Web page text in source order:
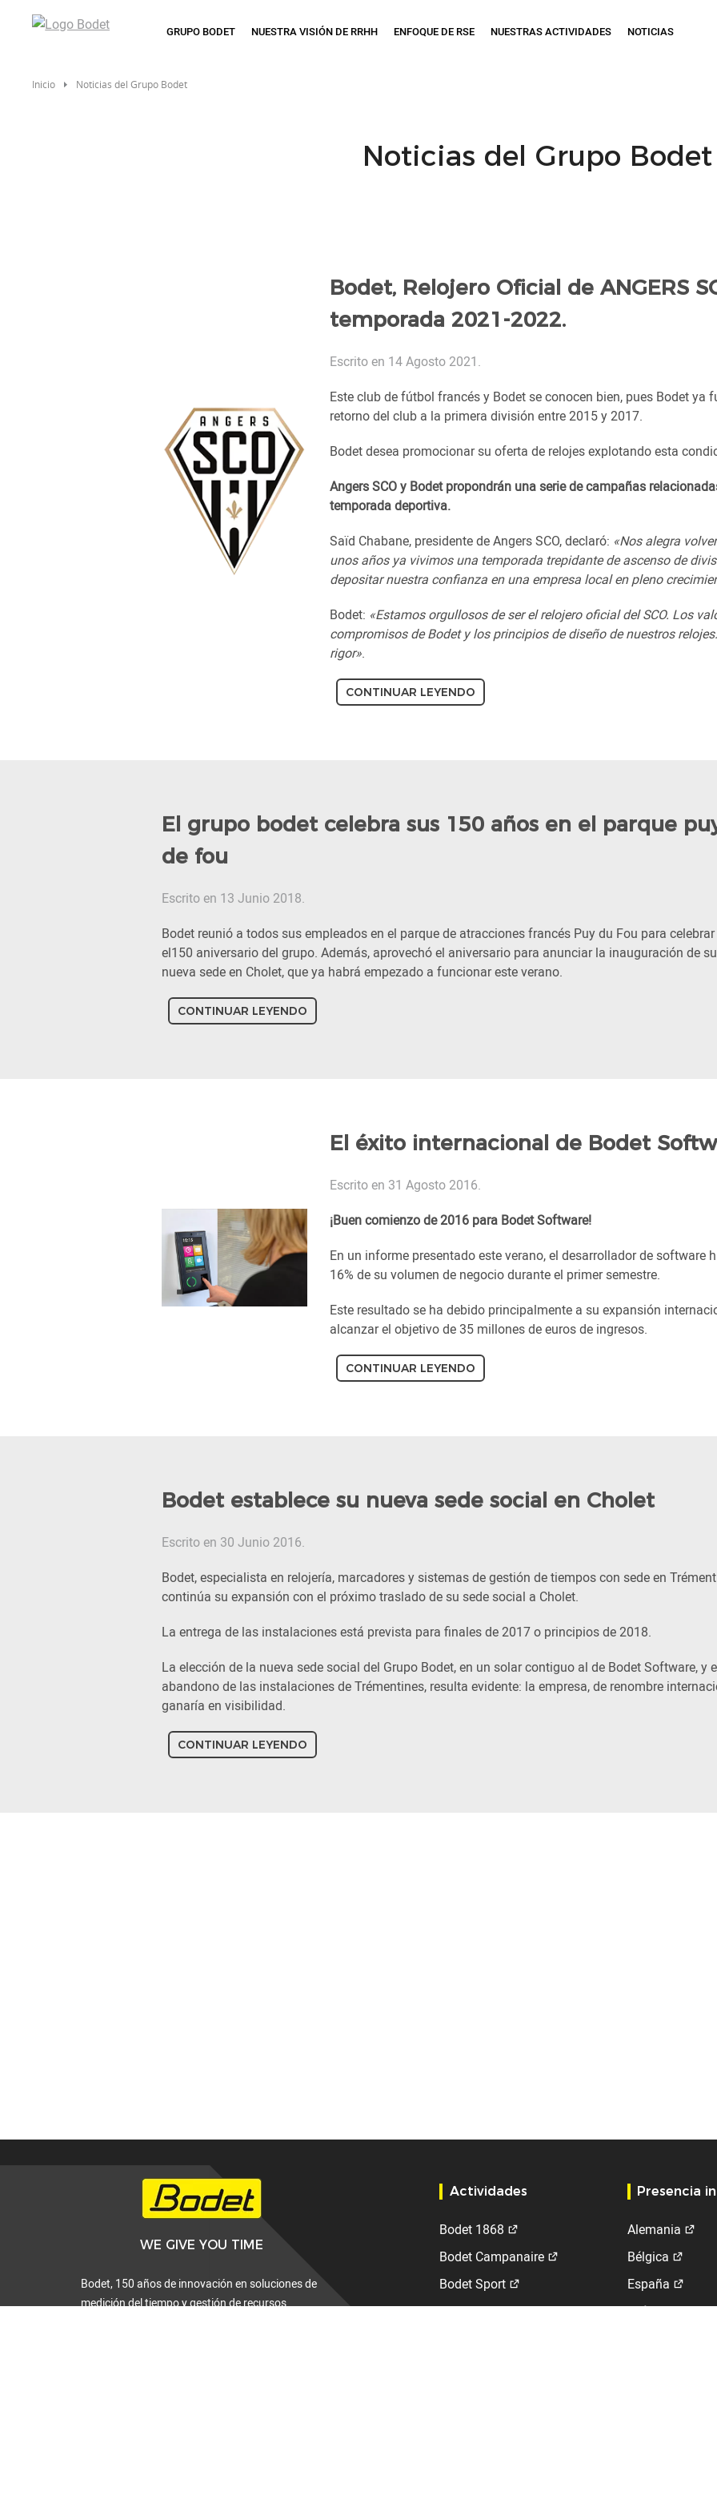
GRUPO BODET NUESTRA VISIÓN DE RRHH ENFOQUE DE RSE NUESTRAS ACTIVIDADES NOTICIAS
Inicio Noticias del Grupo Bodet
Noticias del Grupo Bodet
Bodet, Relojero Oficial de ANGERS
temporada 2021-2022.
Escrito en 14 Agosto 2021.
Este club de fútbol francés y Bodet se conocen bien, pues Bodet ya
retorno del club a la primera división entre 2015 y 2017.
Bodet desea promocionar su oferta de relojes explotando esta
Angers SCO y Bodet propondrán una serie de campañas
temporada deportiva.
Saïd Chabane, presidente de Angers SCO, declaró: «Nos alegra
unos años ya vivimos una temporada trepidante de ascenso de
depositar nuestra confianza en una empresa local en pleno
Bodet: «Estamos orgullosos de ser el relojero oficial del SCO. Los
compromisos de Bodet y los principios de diseño de nuestros
rigor».
CONTINUAR LEYENDO
El grupo bodet celebra sus 150 años en el parque
de fou
Escrito en 13 Junio 2018.
Bodet reunió a todos sus empleados en el parque de atracciones francés Puy du Fou para celebrar
el150 aniversario del grupo. Además, aprovechó el aniversario para anunciar la inauguración de su
nueva sede en Cholet, que ya habrá empezado a funcionar este verano.
CONTINUAR LEYENDO
El éxito internacional de Bodet
Escrito en 31 Agosto 2016.
¡Buen comienzo de 2016 para Bodet Software!
En un informe presentado este verano, el desarrollador de software
16% de su volumen de negocio durante el primer semestre.
Este resultado se ha debido principalmente a su expansión
alcanzar el objetivo de 35 millones de euros de ingresos.
CONTINUAR LEYENDO
Bodet establece su nueva sede social en Cholet
Escrito en 30 Junio 2016.
Bodet, especialista en relojería, marcadores y sistemas de gestión de tiempos con sede en
continúa su expansión con el próximo traslado de su sede social a Cholet.
La entrega de las instalaciones está prevista para finales de 2017 o principios de 2018.
La elección de la nueva sede social del Grupo Bodet, en un solar contiguo al de Bodet Software, y
abandono de las instalaciones de Trémentines, resulta evidente: la empresa, de renombre
ganaría en visibilidad.
CONTINUAR LEYENDO
Actividades
Bodet 1868
Bodet Campanaire
Bodet Sport
Bodet Time
Presencia
Alemania
Bélgica
España
Países Bajos
WE GIVE YOU TIME
Bodet, 150 años de innovación en soluciones de
medición del tiempo y gestión de recursos